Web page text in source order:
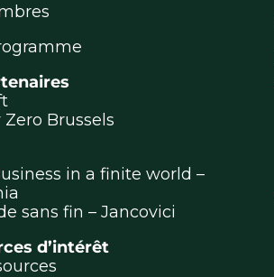
Brussels
in a finite world –
sans fin – Jancovici
d’intérêt